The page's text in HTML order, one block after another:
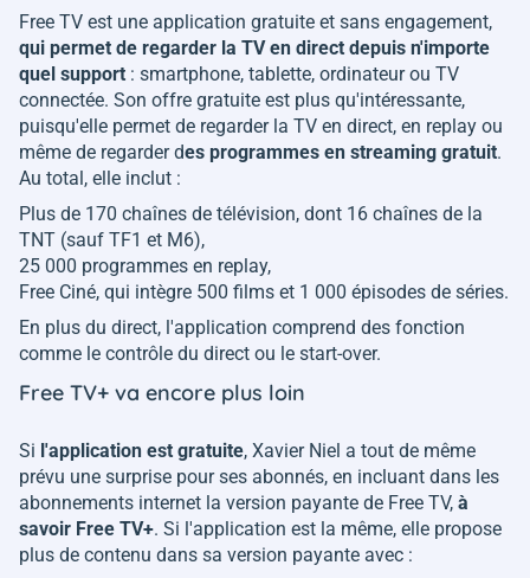
Free TV est une application gratuite et sans engagement,
qui permet de regarder la TV en direct depuis n'importe
quel support : smartphone, tablette, ordinateur ou TV
connectée. Son offre gratuite est plus qu'intéressante,
puisqu'elle permet de regarder la TV en direct, en replay ou
même de regarder des programmes en streaming gratuit.
Au total, elle inclut :
Plus de 170 chaînes de télévision, dont 16 chaînes de la
TNT (sauf TF1 et M6),
25 000 programmes en replay,
Free Ciné, qui intègre 500 films et 1 000 épisodes de séries.
En plus du direct, l'application comprend des fonction
comme le contrôle du direct ou le start-over.
Free TV+ va encore plus loin
Si l'application est gratuite, Xavier Niel a tout de même
prévu une surprise pour ses abonnés, en incluant dans les
abonnements internet la version payante de Free TV, à
savoir Free TV+. Si l'application est la même, elle propose
plus de contenu dans sa version payante avec :